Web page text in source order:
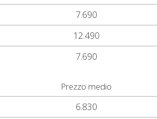
7.690
12.490
7.690
Prezzo medio
6.830